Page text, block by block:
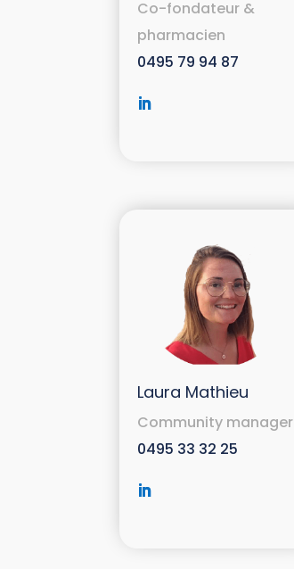
Co-fondateur &
pharmacien
0495 79 94 87
Laura Mathieu
Community manager
0495 33 32 25